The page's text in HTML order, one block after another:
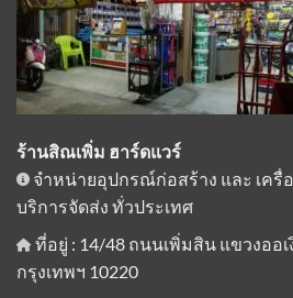
ร้านสิณเพิ่ม ฮาร์ดแวร์
จำหน่ายอุปกรณ์ก่อสร้าง และ เครื่
บริการจัดส่ง ทั่วประเทศ
ที่อยู่ : 14/48 ถนนเพิ่มสิน แขวงออเ
กรุงเทพฯ 10220